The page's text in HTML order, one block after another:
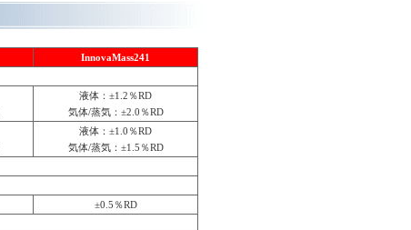
InnovaMass241
液体：±1.2％RD
気体/蒸気：±2.0％RD
液体：±1.0％RD
気体/蒸気：±1.5％RD
±0.5％RD